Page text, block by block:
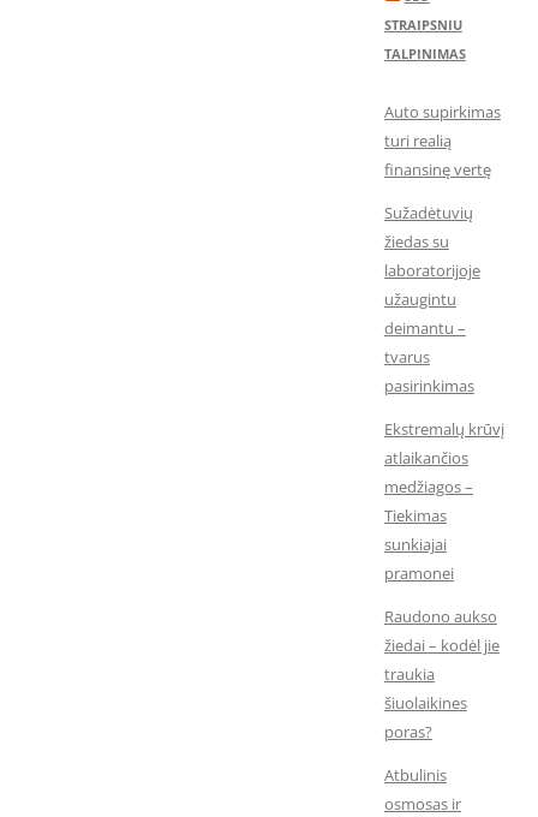
STRAIPSNIU
TALPINIMAS
Auto supirkimas
turi realią
finansinę vertę
Sužadėtuvių
žiedas su
laboratorijoje
užaugintu
deimantu –
tvarus
pasirinkimas
Ekstremalų krūvį
atlaikančios
medžiagos –
Tiekimas
sunkiajai
pramonei
Raudono aukso
žiedai – kodėl jie
traukia
šiuolaikines
poras?
Atbulinis
osmosas ir